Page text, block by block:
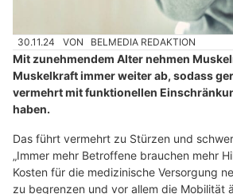
30.11.24 VON BELMEDIA REDAKTION
Mit zunehmendem Alter nehmen
Muskelkraft immer weiter ab, sodass
vermehrt mit funktionellen
haben.
Das führt vermehrt zu Stürzen und
„Immer mehr Betroffene brauchen mehr
Kosten für die medizinische Versorgung
zu begrenzen und vor allem die Mobilität